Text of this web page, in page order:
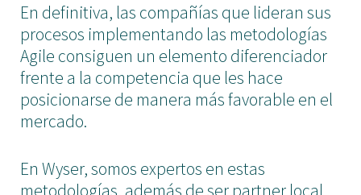
En definitiva, las compañías que lideran sus
procesos implementando las metodologías
Agile consiguen un elemento diferenciador
frente a la competencia que les hace
posicionarse de manera más favorable en el
mercado.
En Wyser, somos expertos en estas